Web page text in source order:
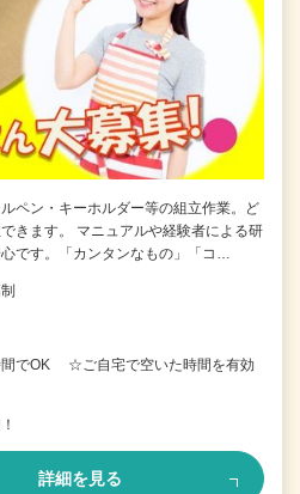
ペン・キーホルダー等の組立作業。ど
きます。 マニュアルや経験者による研
です。「カンタンなもの」「コ…
間でOK ☆ご自宅で空いた時間を有効
詳細を見る